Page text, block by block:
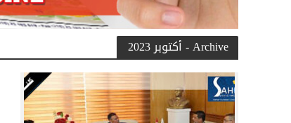
Archive - أكتوبر 2023